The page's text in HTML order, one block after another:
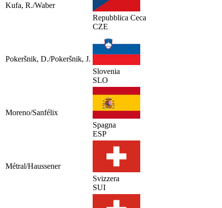
Kufa, R./Waber
Repubblica Ceca
CZE
Pokeršnik, D./Pokeršnik, J.
Slovenia
SLO
Moreno/Sanfélix
Spagna
ESP
Métral/Haussener
Svizzera
SUI